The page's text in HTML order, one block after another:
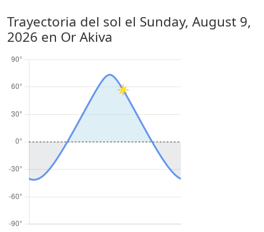
Trayectoria del sol el Sunday, August 9,
2026 en Or Akiva